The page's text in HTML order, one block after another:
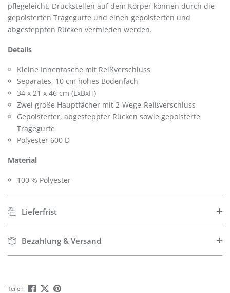
pflegeleicht. Druckstellen auf dem Körper können durch die
gepolsterten Tragegurte und einen gepolsterten und
abgesteppten Rücken vermieden werden.
Details
Kleine Innentasche mit Reißverschluss
Separates, 10 cm hohes Bodenfach
34 x 21 x 46 cm (LxBxH)
Zwei große Hauptfächer mit 2-Wege-Reißverschluss
Gepolsterter, abgesteppter Rücken sowie gepolsterte
Tragegurte
Polyester 600 D
Material
100 % Polyester
Lieferfrist
Bezahlung & Versand
Teilen